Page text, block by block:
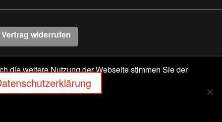
Vertrag widerrufen
DREIEICH
die weitere Nutzung der Webseite stimmen Sie der